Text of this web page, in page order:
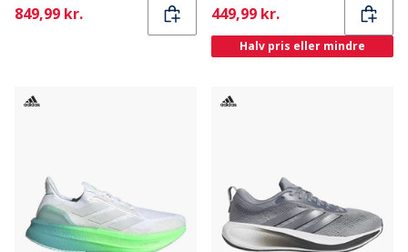
Current
849,99 kr. Current
449,99 kr.
Halv pris eller mindre